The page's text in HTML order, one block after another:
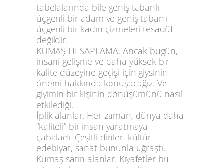
tabelalarında bile geniş tabanlı
üçgenli bir adam ve geniş tabanlı
üçgenli bir kadın çizmeleri tesadüf
değildir.
KUMAŞ HESAPLAMA. Ancak bugün,
insani gelişme ve daha yüksek bir
kalite düzeyine geçişi için giysinin
önemi hakkında konuşacağız. Ve
giyimin bir kişinin dönüşümünü nasıl
etkilediği.
İplik alanlar. Her zaman, dünya daha
“kaliteli” bir insan yaratmaya
çabaladı. Çeşitli dinler, kültür,
edebiyat, sanat bununla uğraştı.
Kumaş satın alanlar. Kıyafetler bu